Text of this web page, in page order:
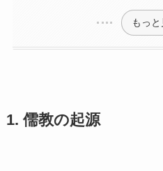
もっと
1. 儒教の起源